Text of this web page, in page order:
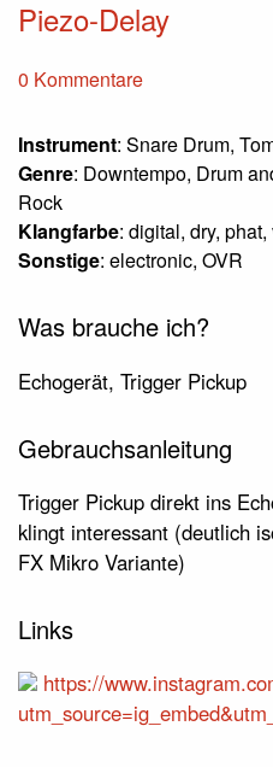
Piezo-Delay
0 Kommentare
Instrument: Snare Drum,
Genre: Downtempo, Drum
Rock
Klangfarbe: digital, dry,
Sonstige: electronic, OVR
Was brauche ich?
Echogerät, Trigger Pickup
Gebrauchsanleitung
Trigger Pickup direkt ins
klingt interessant (deutlich
FX Mikro Variante)
Links
https://